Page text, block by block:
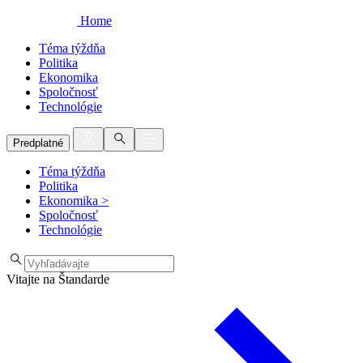
Home
Téma týždňa
Politika
Ekonomika
Spoločnosť
Technológie
Predplatné
Téma týždňa
Politika
Ekonomika >
Spoločnosť
Technológie
Vitajte na Štandarde